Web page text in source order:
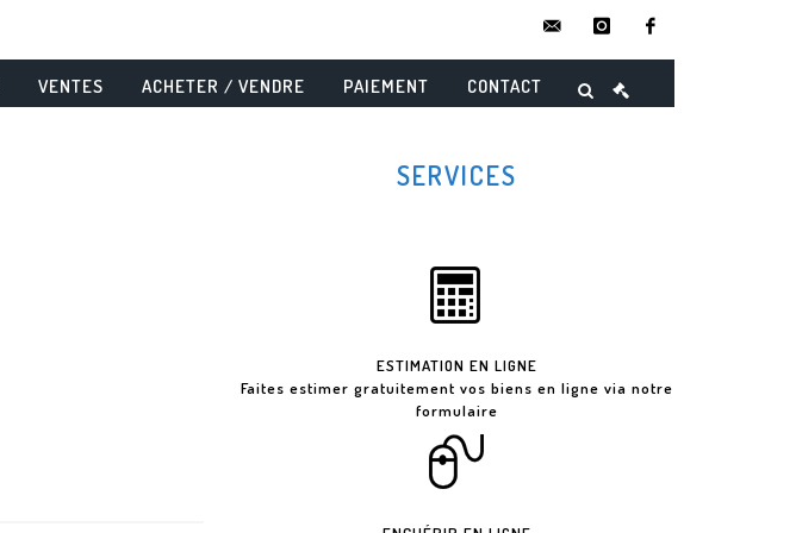
instagram
VENTES ACHETER / VENDRE PAIEMENT CONTACT
SERVICES
ESTIMATION EN LIGNE
Faites estimer gratuitement vos biens en ligne via notre
formulaire